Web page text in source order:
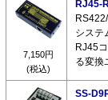
7,150円
(税込)
RJ45-
システ
RJ45
る変換
SS-